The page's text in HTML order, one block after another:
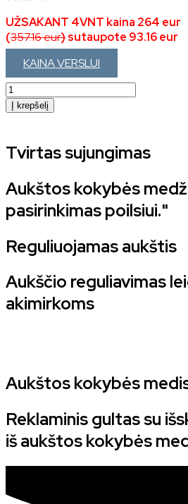
UŽSAKANT 4VNT kaina 264 eur
(357.16 eur)sutaupote 93.16 eur
KAINA VERSLUI
produkto
kiekis:
Reklaminis
„California”
Į krepšelį
Tvirtas sujungimas
Aukštos kokybės
pasirinkimas poilsiui."
Reguliuojamas aukštis
Aukščio reguliavimas
akimirkoms
Aukštos kokybės
Reklaminis gultas su
iš aukštos kokybės